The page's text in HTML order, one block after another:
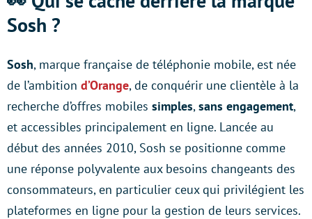
Sosh ?
Sosh, marque française de téléphonie mobile, est née
de l’ambition d’Orange, de conquérir une clientèle à la
recherche d’offres mobiles simples,sans engagement,
et accessibles principalement en ligne. Lancée au
début des années 2010, Sosh se positionne comme
une réponse polyvalente aux besoins changeants des
consommateurs, en particulier ceux qui privilégient les
plateformes en ligne pour la gestion de leurs services.